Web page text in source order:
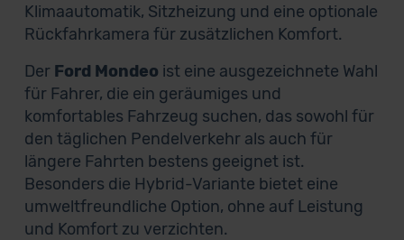
Klimaautomatik, Sitzheizung und eine optionale
Rückfahrkamera für zusätzlichen Komfort.
Der Ford Mondeo ist eine ausgezeichnete Wahl
für Fahrer, die ein geräumiges und
komfortables Fahrzeug suchen, das sowohl für
den täglichen Pendelverkehr als auch für
längere Fahrten bestens geeignet ist.
Besonders die Hybrid-Variante bietet eine
umweltfreundliche Option, ohne auf Leistung
und Komfort zu verzichten.